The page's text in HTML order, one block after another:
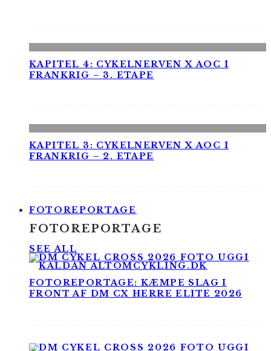
KAPITEL 4: CYKELNERVEN X AOC I
FRANKRIG – 3. ETAPE
KAPITEL 3: CYKELNERVEN X AOC I
FRANKRIG – 2. ETAPE
FOTOREPORTAGE
FOTOREPORTAGE
SEE ALL
FOTOREPORTAGE: KÆMPE SLAG I
FRONT AF DM CX HERRE ELITE 2026